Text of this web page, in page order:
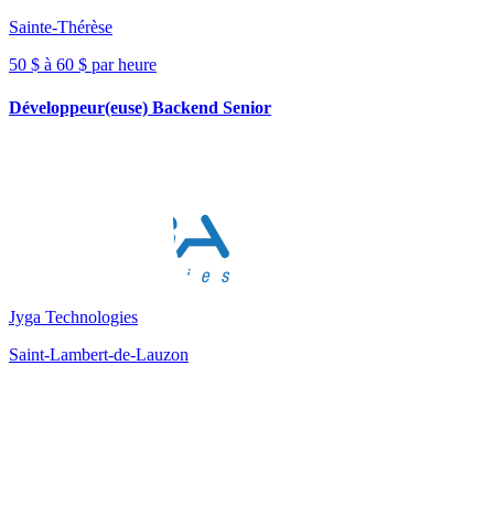
Sainte-Thérèse
50 $ à 60 $ par heure
Développeur(euse) Backend Senior
Jyga Technologies
Saint-Lambert-de-Lauzon